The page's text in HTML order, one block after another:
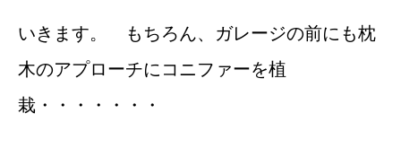
いきます。 もちろん、ガレージの前にも枕
木のアプローチにコニファーを植
栽・・・・・・・